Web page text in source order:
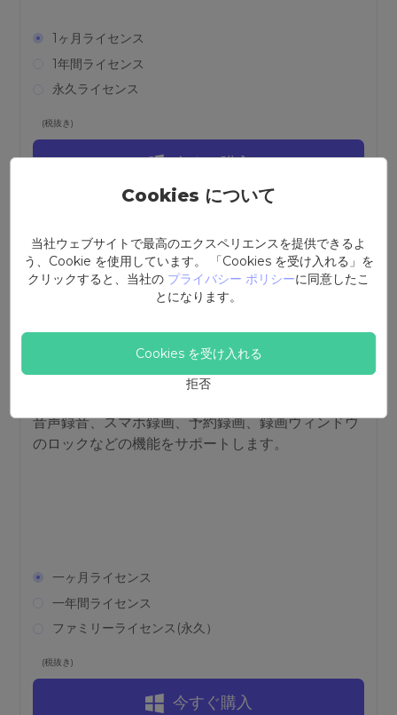
1ヶ月ライセンス
1年間ライセンス
永久ライセンス
(税抜き)
今すぐ購入
PC画面録画は画面と音声付きで録画するプロスク
音声録音、スマホ録画、予約録画、録画ウィンドウ
のロックなどの機能をサポートします。
一ヶ月ライセンス
一年間ライセンス
ファミリーライセンス(永久）
(税抜き)
今すぐ購入
Cookies について
当社ウェブサイトで最高のエクスペリエンスを提供できるよ
う、Cookie を使用しています。 「Cookies を受け入れる」を
クリックすると、当社の プライバシー ポリシーに同意したこ
とになります。
Cookies を受け入れる
拒否